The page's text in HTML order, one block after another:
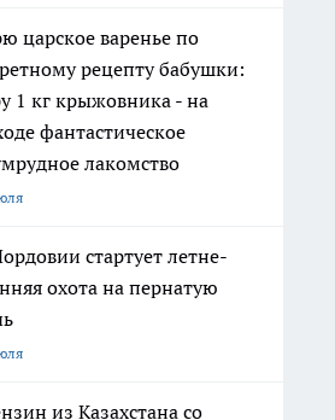
царское варенье по
рецепту бабушки:
1 кг крыжовника - на
фантастическое
лакомство
стартует летне-
охота на пернатую
из Казахстана со